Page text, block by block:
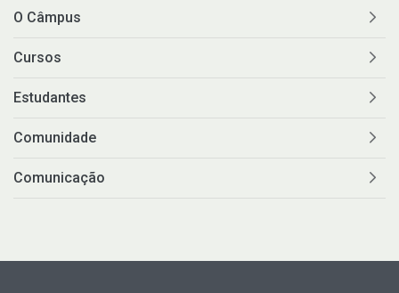
O Câmpus
Cursos
Estudantes
Comunidade
Comunicação